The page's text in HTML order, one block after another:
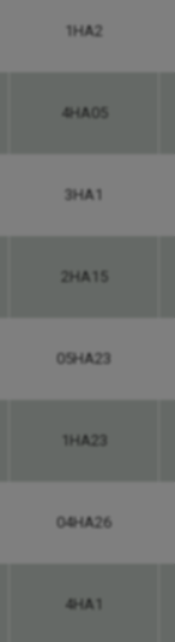
1HA2
4HA05
3HA1
2HA15
05HA23
1HA23
04HA26
4HA1